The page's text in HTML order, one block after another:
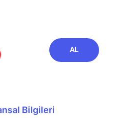
AL
Bilgileri